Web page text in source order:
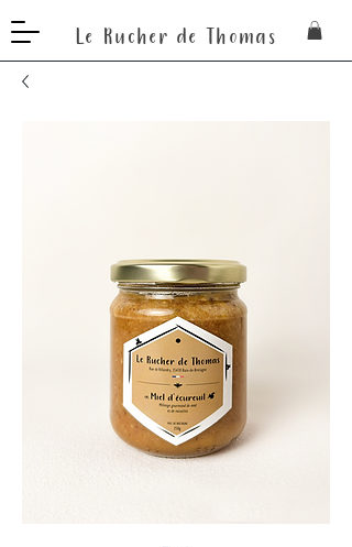
Le Rucher de Thomas